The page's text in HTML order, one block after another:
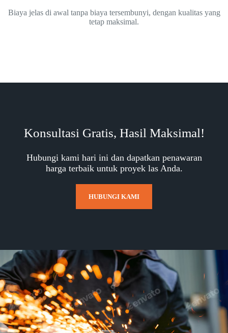
Biaya jelas di awal tanpa biaya tersembunyi, dengan kualitas yang
tetap maksimal.
Konsultasi Gratis, Hasil Maksimal!
Hubungi kami hari ini dan dapatkan penawaran
harga terbaik untuk proyek las Anda.
HUBUNGI KAMI